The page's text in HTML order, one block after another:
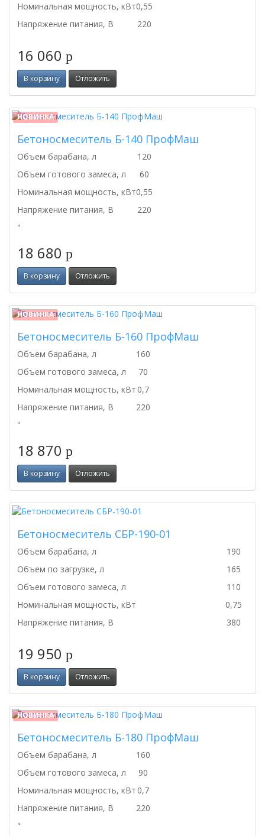
Номинальная мощность, кВт0,55
Напряжение питания, В
220
16 060 p
В корзину Отложить
НОВИНКА
Бетоносмеситель Б-140 ПрофМаш
Объем барабана, л
120
Объем готового замеса, л
60
Номинальная мощность, кВт0,55
Напряжение питания, В
220
"
18 680 p
В корзину Отложить
НОВИНКА
Бетоносмеситель Б-160 ПрофМаш
Объем барабана, л
160
Объем готового замеса, л
70
Номинальная мощность, кВт 0,7
Напряжение питания, В
220
"
18 870 p
В корзину Отложить
Бетоносмеситель СБР-190-01
Объем барабана, л
190
Объем по загрузке, л
165
Объем готового замеса, л
110
Номинальная мощность, кВт
0,75
Напряжение питания, В
380
19 950 p
В корзину Отложить
НОВИНКА
Бетоносмеситель Б-180 ПрофМаш
Объем барабана, л
160
Объем готового замеса, л
90
Номинальная мощность, кВт 0,7
Напряжение питания, В
220
"